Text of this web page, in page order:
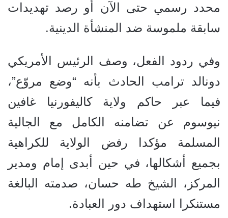
محدد رسمي حتى الآن أو رصد تهديدات
سابقة ملموسة ضد المنشأة الدينية.
وفي ردود الفعل، وصف الرئيس الأمريكي
دونالد ترامب الحادث بأنه “وضع مروّع”،
فيما عبر حاكم ولاية كاليفورنيا غافين
نيوسوم عن تضامنه الكامل مع الجالية
المسلمة مؤكدا رفض الولاية للكراهية
بجميع أشكالها، في حين أبدى إمام ومدير
المركز، الشيخ طه حسان، صدمته البالغة
مستنكرا استهداف دور العبادة.